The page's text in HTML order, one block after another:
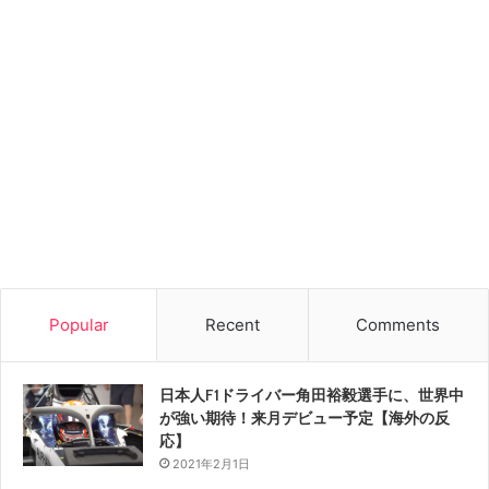
Popular Recent Comments
日本人F1ドライバー角田裕毅選手に、世界中
が強い期待！来月デビュー予定【海外の反
応】
2021年2月1日